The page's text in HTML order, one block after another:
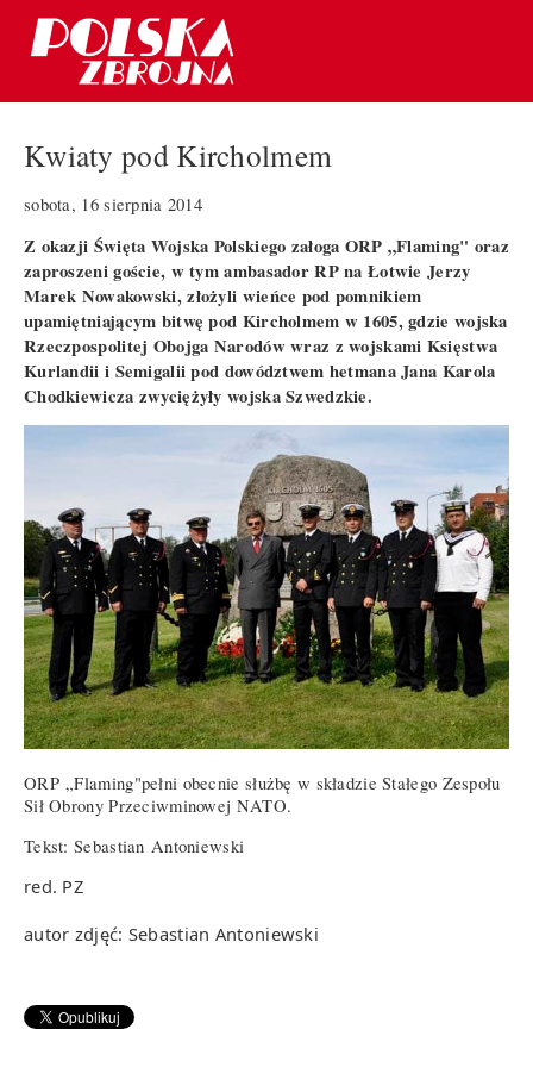
Kwiaty pod Kircholmem
sobota, 16 sierpnia 2014
Z okazji Święta Wojska Polskiego załoga ORP „Flaming" oraz
zaproszeni goście, w tym ambasador RP na Łotwie Jerzy
Marek Nowakowski, złożyli wieńce pod pomnikiem
upamiętniającym bitwę pod Kircholmem w 1605, gdzie wojska
Rzeczpospolitej Obojga Narodów wraz z wojskami Księstwa
Kurlandii i Semigalii pod dowództwem hetmana Jana Karola
Chodkiewicza zwyciężyły wojska Szwedzkie.
ORP „Flaming"pełni obecnie służbę w składzie Stałego Zespołu
Sił Obrony Przeciwminowej NATO.
Tekst: Sebastian Antoniewski
red. PZ
autor zdjęć: Sebastian Antoniewski